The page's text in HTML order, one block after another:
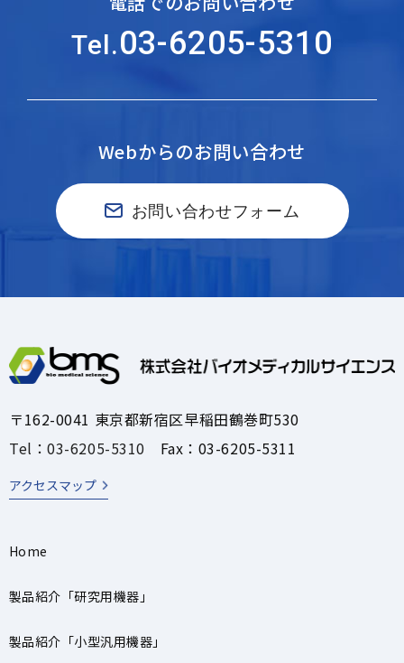
Tel.03-6205-5310
Webからのお問い合わせ
お問い合わせフォーム
〒162-0041 東京都新宿区早稲田鶴巻町530
Tel：03-6205-5310 Fax：03-6205-5311
アクセスマップ
Home
製品紹介「研究用機器」
製品紹介「小型汎用機器」